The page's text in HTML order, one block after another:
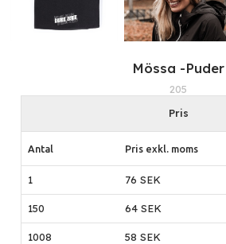
Mössa -Puder
205
Pris
Antal Pris exkl. moms
1 76 SEK
150 64 SEK
1008 58 SEK